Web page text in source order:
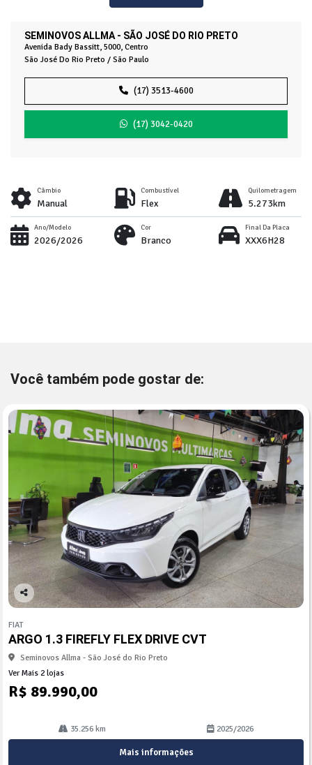
SEMINOVOS ALLMA - SÃO JOSÉ DO RIO PRETO
Avenida Bady Bassitt, 5000, Centro
São José Do Rio Preto / São Paulo
(17) 3513-4600
(17) 3042-0420
Câmbio
Manual
Combustível
Flex
Quilometragem
5.273km
Ano/Modelo
2026/2026
Cor
Branco
Final Da Placa
XXX6H28
Você também pode gostar de:
Co
arti
lhe
FIAT
ARGO 1.3 FIREFLY FLEX DRIVE CVT
Seminovos Allma - São José do Rio Preto
Ver Mais 2 lojas
R$ 89.990,00
35.256 km 2025/2026
Mais informações